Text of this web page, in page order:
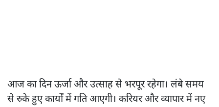
आज का दिन ऊर्जा और उत्साह से भरपूर रहेगा। लंबे समय
से रुके हुए कार्यों में गति आएगी। करियर और व्यापार में नए